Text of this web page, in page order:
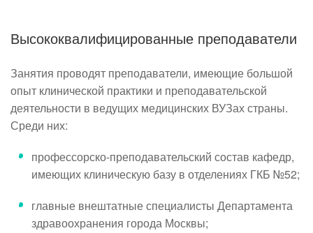
Высококвалифицированные преподаватели
Занятия проводят преподаватели, имеющие большой
опыт клинической практики и преподавательской
деятельности в ведущих медицинских ВУЗах страны.
Среди них:
профессорско-преподавательский состав кафедр,
имеющих клиническую базу в отделениях ГКБ №52;
главные внештатные специалисты Департамента
здравоохранения города Москвы;